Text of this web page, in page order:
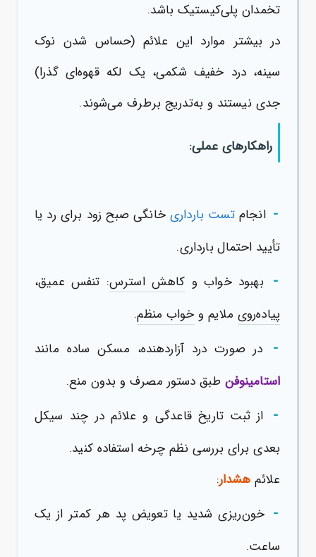
تخمدان پلی‌کیستیک باشد.
در بیشتر موارد این علائم (حساس شدن نوک
سینه، درد خفیف شکمی، یک لکه قهوه‌ای گذرا)
جدی نیستند و به‌تدریج برطرف می‌شوند.
راهکارهای عملی:
- انجامتست بارداریخانگی صبح زود برای رد یا
تأیید احتمال بارداری.
- بهبود خواب و کاهش استرس: تنفس عمیق،
پیاده‌روی ملایم و خواب منظم.
- در صورت درد آزاردهنده، مسکن ساده مانند
استامینوفن طبق دستور مصرف و بدون منع.
- از ثبت تاریخ قاعدگی و علائم در چند سیکل
بعدی برای بررسی نظم چرخه استفاده کنید.
علائم هشدار:
- خون‌ریزی شدید یا تعویض پد هر کمتر از یک
ساعت.